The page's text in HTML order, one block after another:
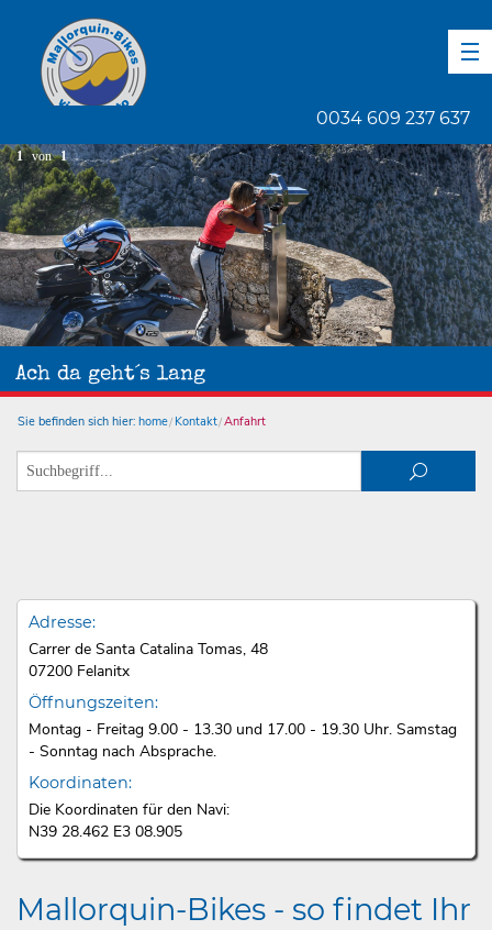
0034 609 237 637
Ach da geht´s lang
1 von 1
Sie befinden sich hier: home Kontakt Anfahrt
Adresse:
Carrer de Santa Catalina Tomas, 48
07200 Felanitx
Öffnungszeiten:
Montag - Freitag 9.00 - 13.30 und 17.00 - 19.30 Uhr. Samstag
- Sonntag nach Absprache.
Koordinaten:
Die Koordinaten für den Navi:
N39 28.462 E3 08.905
Mallorquin-Bikes - so findet Ihr